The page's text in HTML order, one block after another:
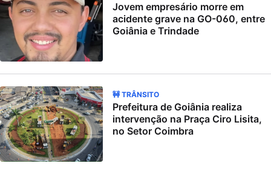
Jovem empresário morre em
acidente grave na GO-060, entre
Goiânia e Trindade
🚧 TRÂNSITO
Prefeitura de Goiânia realiza
intervenção na Praça Ciro Lisita,
no Setor Coimbra